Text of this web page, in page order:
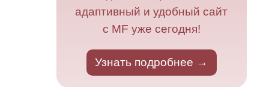
адаптивный и удобный сайт
с MF уже сегодня!
Узнать подробнее